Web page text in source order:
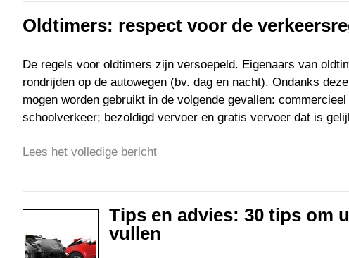
Oldtimers: respect voor de
De regels voor oldtimers zijn versoepeld. Eigenaars van
rondrijden op de autowegen (bv. dag en nacht). Ondanks
mogen worden gebruikt in de volgende gevallen:
schoolverkeer; bezoldigd vervoer en gratis vervoer dat is
Lees het volledige bericht
Tips en advies: 30 tips om
vullen